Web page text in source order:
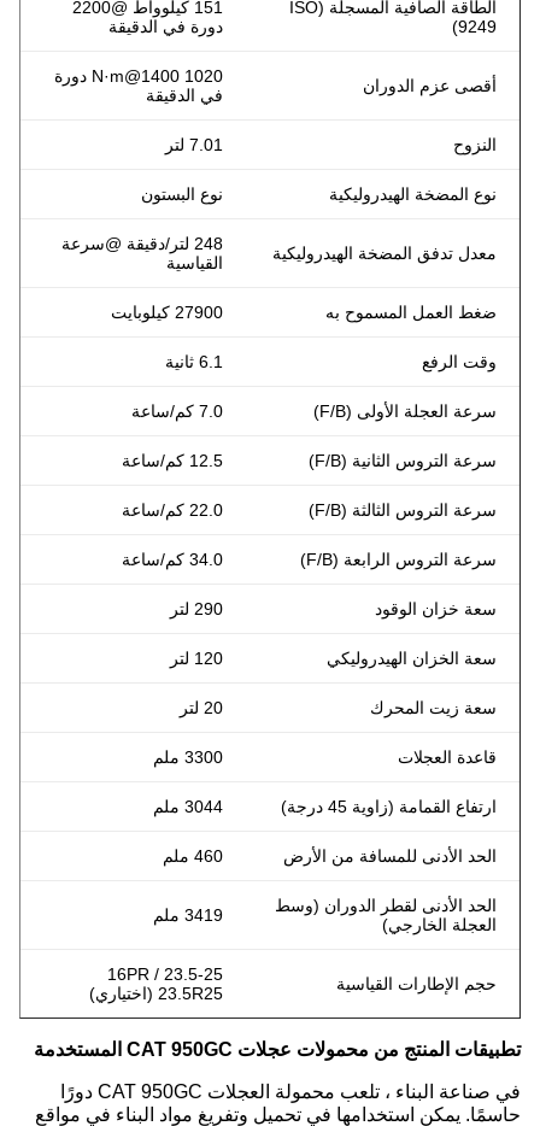
الطاقة الصافية المسجلة (ISO
9249)
151 كيلوواط @2200
دورة في الدقيقة
أقصى عزم الدوران
1020 N·m@1400 دورة
في الدقيقة
النزوح 7.01 لتر
نوع المضخة الهيدروليكية نوع البستون
معدل تدفق المضخة الهيدروليكية
248 لتر/دقيقة @سرعة
القياسية
ضغط العمل المسموح به 27900 كيلوبايت
وقت الرفع 6.1 ثانية
سرعة العجلة الأولى (F/B) 7.0 كم/ساعة
سرعة التروس الثانية (F/B) 12.5 كم/ساعة
سرعة التروس الثالثة (F/B) 22.0 كم/ساعة
سرعة التروس الرابعة (F/B) 34.0 كم/ساعة
سعة خزان الوقود 290 لتر
سعة الخزان الهيدروليكي 120 لتر
سعة زيت المحرك 20 لتر
قاعدة العجلات 3300 ملم
ارتفاع القمامة (زاوية 45 درجة) 3044 ملم
الحد الأدنى للمسافة من الأرض 460 ملم
الحد الأدنى لقطر الدوران (وسط
العجلة الخارجي)
3419 ملم
حجم الإطارات القياسية
23.5-25 16PR /
23.5R25 (اختياري)
تطبيقات المنتج من محمولات عجلات CAT 950GC المستخدمة
في صناعة البناء ، تلعب محمولة العجلات CAT 950GC دورًا
حاسمًا. يمكن استخدامها في تحميل وتفريغ مواد البناء في مواقع